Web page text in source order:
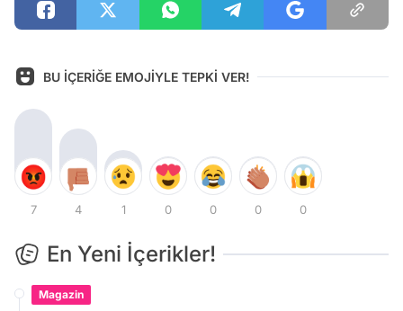
BU İÇERİĞE EMOJİYLE TEPKİ VER!
7 4 1 0 0 0 0
En Yeni İçerikler!
Magazin